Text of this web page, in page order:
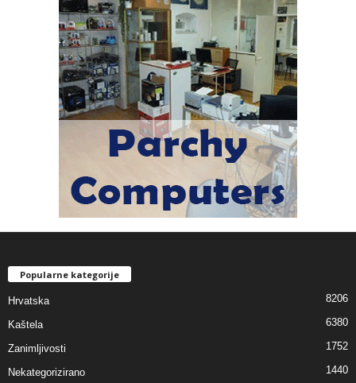
Popularne kategorije
Hrvatska 8206
Kaštela 6380
Zanimljivosti 1752
Nekategorizirano 1440